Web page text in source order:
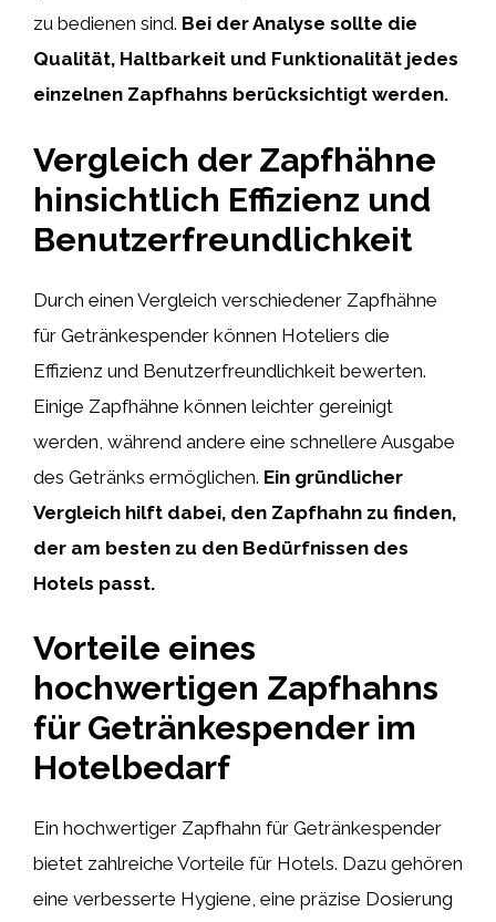
zu bedienen sind. Bei der Analyse sollte die
Qualität, Haltbarkeit und Funktionalität jedes
einzelnen Zapfhahns berücksichtigt werden.
Vergleich der Zapfhähne
hinsichtlich Effizienz und
Benutzerfreundlichkeit
Durch einen Vergleich verschiedener Zapfhähne
für Getränkespender können Hoteliers die
Effizienz und Benutzerfreundlichkeit bewerten.
Einige Zapfhähne können leichter gereinigt
werden, während andere eine schnellere Ausgabe
des Getränks ermöglichen. Ein gründlicher
Vergleich hilft dabei, den Zapfhahn zu finden,
der am besten zu den Bedürfnissen des
Hotels passt.
Vorteile eines
hochwertigen Zapfhahns
für Getränkespender im
Hotelbedarf
Ein hochwertiger Zapfhahn für Getränkespender
bietet zahlreiche Vorteile für Hotels. Dazu gehören
eine verbesserte Hygiene, eine präzise Dosierung